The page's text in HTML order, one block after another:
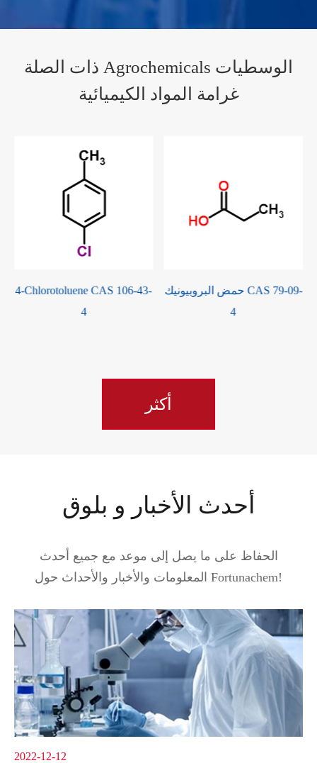
ذات الصلة Agrochemicals الوسطيات
غرامة المواد الكيميائية
حمض البروبيونيك CAS 79-09-
4
3-Pyridinecarboxaldehyde
CAS 500-22-1
أكثر
أحدث الأخبار و بلوق
الحفاظ على ما يصل إلى موعد مع جميع أحدث
المعلومات والأخبار والأحداث حول Fortunachem!
2022-12-12